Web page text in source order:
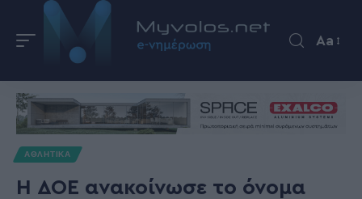
Aa
ΑΘΛΗΤΙΚΑ
Η ΔΟΕ ανακοίνωσε το όνομα